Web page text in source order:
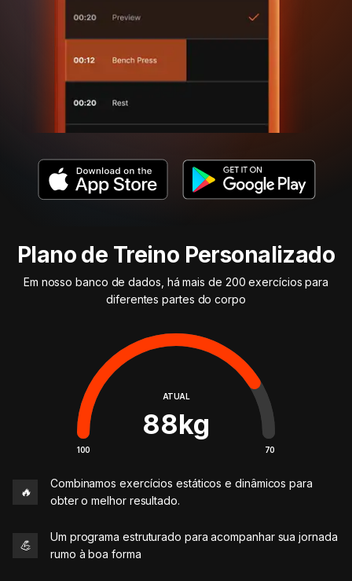
Plano de Treino Personalizado
Em nosso banco de dados, há mais de 200 exercícios para
diferentes partes do corpo
ATUAL
88kg
100 70
🔥
Combinamos exercícios estáticos e dinâmicos para
obter o melhor resultado.
💪
Um programa estruturado para acompanhar sua jornada
rumo à boa forma